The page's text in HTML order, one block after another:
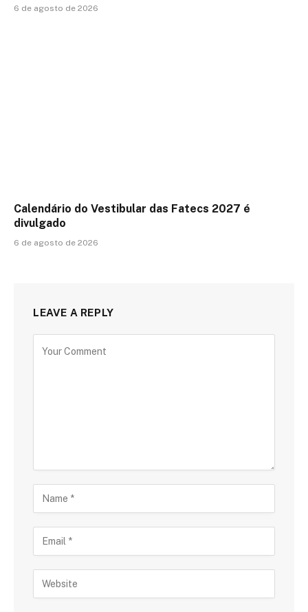
6 de agosto de 2026
Calendário do Vestibular das Fatecs 2027 é
divulgado
6 de agosto de 2026
LEAVE A REPLY